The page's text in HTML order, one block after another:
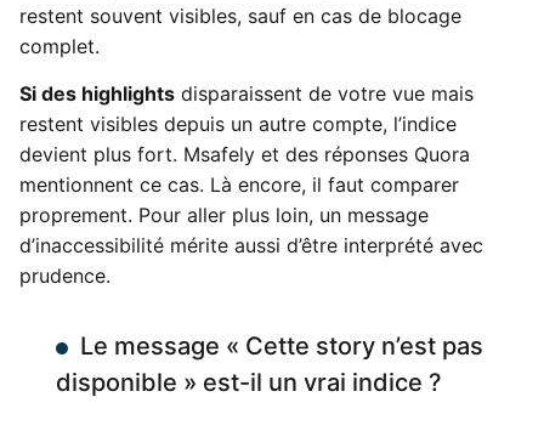
restent souvent visibles, sauf en cas de blocage
complet.
Si des highlights disparaissent de votre vue mais
restent visibles depuis un autre compte, l’indice
devient plus fort. Msafely et des réponses Quora
mentionnent ce cas. Là encore, il faut comparer
proprement. Pour aller plus loin, un message
d’inaccessibilité mérite aussi d’être interprété avec
prudence.
Le message « Cette story n’est pas
disponible » est-il un vrai indice ?